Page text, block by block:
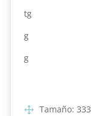
tg
g
g
Tamaño: 333